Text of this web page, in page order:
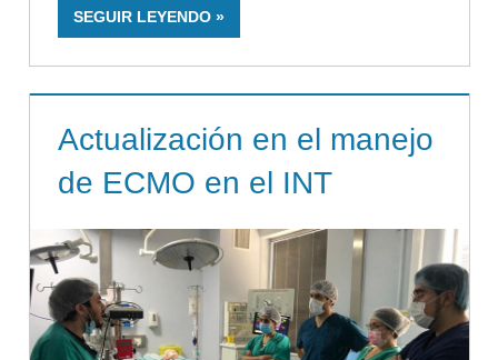
SEGUIR LEYENDO
Actualización en el manejo
de ECMO en el INT